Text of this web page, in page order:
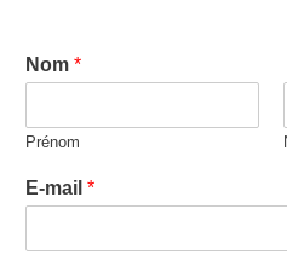
Nom *
Prénom
E-mail *